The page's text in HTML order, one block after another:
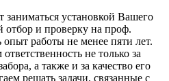
заниматься установкой Вашего
отбор и проверку на проф.
работы не менее пяти лет.
не только за
а также и за качество его
решать задачи, связанные с